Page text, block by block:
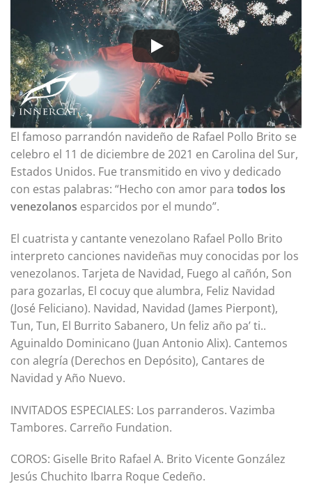
El famoso parrandón navideño de Rafael Pollo Brito se
celebro el 11 de diciembre de 2021 en Carolina del Sur,
Estados Unidos. Fue transmitido en vivo y dedicado
con estas palabras: “Hecho con amor para todos los
venezolanos esparcidos por el mundo”.
El cuatrista y cantante venezolano Rafael Pollo Brito
interpreto canciones navideñas muy conocidas por los
venezolanos. Tarjeta de Navidad, Fuego al cañón, Son
para gozarlas, El cocuy que alumbra, Feliz Navidad
(José Feliciano). Navidad, Navidad (James Pierpont),
Tun, Tun, El Burrito Sabanero, Un feliz año pa’ ti..
Aguinaldo Dominicano (Juan Antonio Alix). Cantemos
con alegría (Derechos en Depósito), Cantares de
Navidad y Año Nuevo.
INVITADOS ESPECIALES: Los parranderos. Vazimba
Tambores. Carreño Fundation.
COROS: Giselle Brito Rafael A. Brito Vicente González
Jesús Chuchito Ibarra Roque Cedeño.